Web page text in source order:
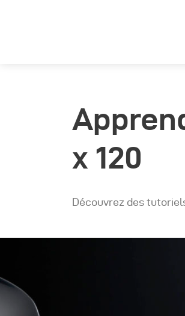
x 120
Découvrez des